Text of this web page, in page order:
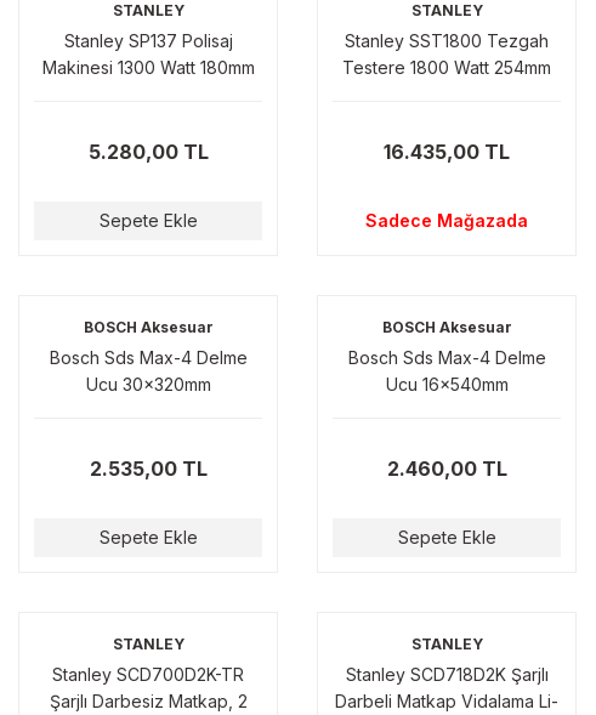
STANLEY
Stanley SP137 Polisaj
Makinesi 1300 Watt 180mm
5.280,00 TL
Sepete Ekle
STANLEY
Stanley SST1800 Tezgah
Testere 1800 Watt 254mm
16.435,00 TL
Sadece Mağazada
BOSCH Aksesuar
Bosch Sds Max-4 Delme
Ucu 30x320mm
2.535,00 TL
Sepete Ekle
BOSCH Aksesuar
Bosch Sds Max-4 Delme
Ucu 16x540mm
2.460,00 TL
Sepete Ekle
STANLEY
Stanley SCD700D2K-TR
Şarjlı Darbesiz Matkap, 2
STANLEY
Stanley SCD718D2K Şarjlı
Darbeli Matkap Vidalama Li-